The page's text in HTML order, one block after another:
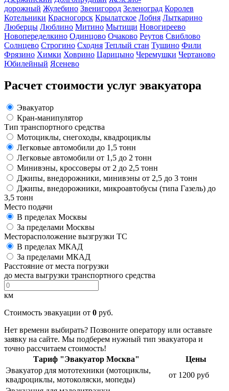
дорожный Жулебино Звенигород Зеленоград Королев
Котельники Красногорск Крылатское Лобня Лыткарино
Люберцы Люблино Митино Мытищи Новогиреево
Новопеределкино Одинцово Очаково Реутов Свиблово
Солнцево Строгино Сходня Теплый стан Тушино Фили
Фрязино Химки Ховрино Царицыно Черемушки Чертаново
Юбилейный Ясенево
Расчет стоимости услуг эвакуатора
Эвакуатор
Кран-манипулятор
Тип транспортного средства
Мотоциклы, снегоходы, квадроциклы
Легковые автомобили до 1,5 тонн
Легковые автомобили от 1,5 до 2 тонн
Минивэны, кроссоверы от 2 до 2,5 тонн
Джипы, внедорожники, минивэны от 2,5 до 3 тонн
Джипы, внедорожники, микроавтобусы (типа Газель) до
3,5 тонн
Место подачи
В пределах Москвы
За пределами Москвы
Месторасположение вызгрузки ТС
В пределах МКАД
За пределами МКАД
Расстояние от места погрузки
до места выгрузки транспортного средства
км
Стоимость эвакуации от 0 руб.
Нет времени выбирать? Позвоните оператору или оставьте
заявку на сайте. Мы подберем нужный тип эвакуатора и
точно рассчитаем стоимость!
Тариф "Эвакуатор Москва"
Цены
Эвакуатор для мототехники (мотоциклы,
квадроциклы, мотоколяски, мопеды)
от 1200 руб